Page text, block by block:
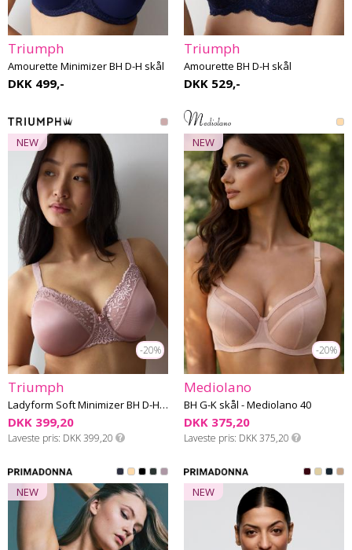
Triumph
Amourette Minimizer BH D-H skål
DKK 499,-
Triumph
Amourette BH D-H skål
DKK 529,-
-20%
NEW
Triumph
Ladyform Soft Minimizer BH D-H skål
DKK 399,20
Laveste pris DKK 399,20
-20%
NEW
Mediolano
BH G-K skål - Mediolano 40
DKK 375,20
Laveste pris DKK 375,20
NEW NEW